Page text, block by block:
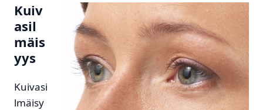
Kuiv
asil
mäis
yys
Kuivasi
lmäisy